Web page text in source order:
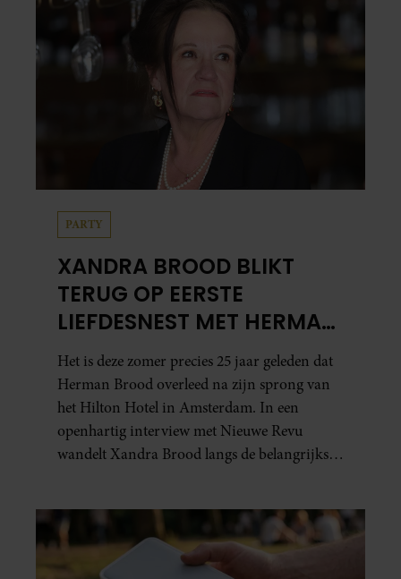
PARTY
XANDRA BROOD BLIKT
TERUG OP EERSTE
LIEFDESNEST MET HERMAN
BROOD: “HIER IS LOLA
GEBOREN”
Het is deze zomer precies 25 jaar geleden dat
Herman Brood overleed na zijn sprong van
het Hilton Hotel in Amsterdam. In een
openhartig interview met Nieuwe Revu
wandelt Xandra Brood langs de belangrijkste
Leidsedwarsstraat roept een stortvloed aan
herinneringen op. Daar begon hun leven
samen en werd dochter Lola geboren.